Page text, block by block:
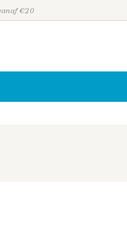
€20
Personen